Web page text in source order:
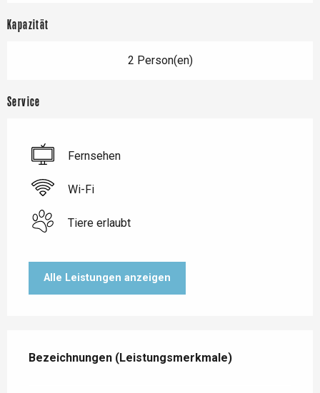
Kapazität
2 Person(en)
Service
Fernsehen
Wi-Fi
Tiere erlaubt
Alle Leistungen anzeigen
Bezeichnungen (Leistungsmerkmale)
Bezeichnungen (Leistungsmerkmale)